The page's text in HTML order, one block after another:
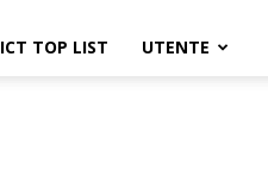
ICT TOP LIST UTENTE